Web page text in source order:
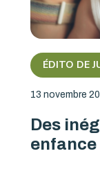
ÉDITO DE
13 novembre
Des
enfance